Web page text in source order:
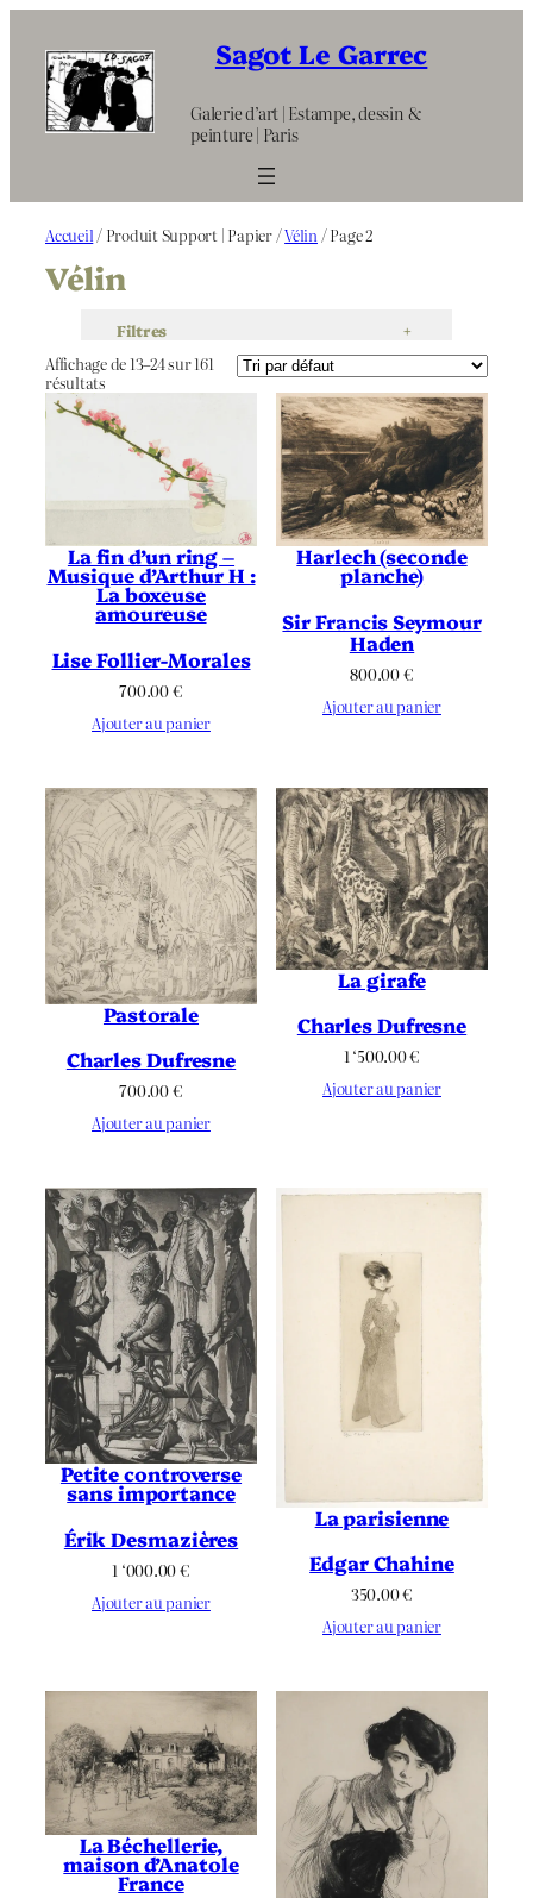
contenu
Sagot Le Garrec
Galerie d’art | Estampe, dessin &
peinture | Paris
Accueil / Produit Support | Papier /Vélin / Page 2
Vélin
Filtres +
Affichage de 13–24 sur 161
résultats
La fin d’un ring –
Musique d’Arthur H :
La boxeuse
amoureuse
Lise Follier-Morales
700.00€
Ajouter au panier
Harlech (seconde
planche)
Sir Francis Seymour
Haden
800.00€
Ajouter au panier
Pastorale
Charles Dufresne
700.00€
Ajouter au panier
La girafe
Charles Dufresne
1 ‘500.00€
Ajouter au panier
Petite controverse
sans importance
Érik Desmazières
1 ‘000.00€
Ajouter au panier
La parisienne
Edgar Chahine
350.00€
Ajouter au panier
La Béchellerie,
maison d’Anatole
France